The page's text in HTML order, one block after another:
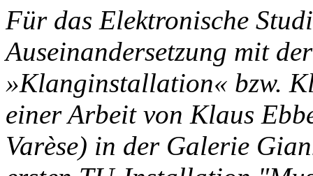
Für das Elektronische
Auseinandersetzung mit
»Klanginstallation« bzw.
einer Arbeit von Klaus
Varèse) in der Galerie